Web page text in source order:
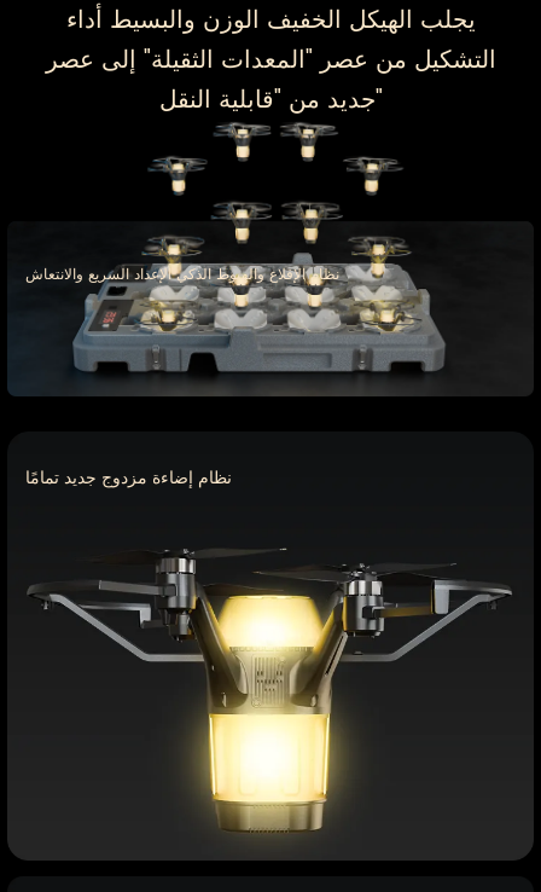
يجلب الهيكل الخفيف الوزن والبسيط أداء
التشكيل من عصر "المعدات الثقيلة" إلى عصر
جديد من "قابلية النقل"
نظام الإقلاع والهبوط الذكي الإعداد السريع والانتعاش
نظام إضاءة مزدوج جديد تمامًا